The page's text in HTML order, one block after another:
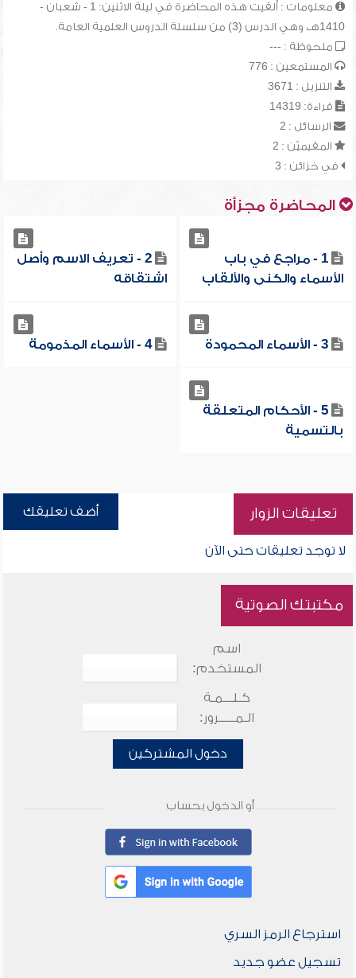
معلومات : ألقيت هذه المحاضرة في ليلة الاثنين: 1 - شعبان -
1410هـ، وهي الدرس (3) من سلسلة الدروس العلمية العامة.
ملحوظة : ---
المستمعين : 776
التنزيل : 3671
قراءة: 14319
الرسائل : 2
المقيميّن : 2
في خزائن : 3
المحاضرة مجزأة
1 - مراجع في باب
الأسماء والكنى والألقاب
2 - تعريف الاسم وأصل
اشتقاقه
3 - الأسماء المحمودة 4 - الأسماء المذمومة
5 - الأحكام المتعلقة
بالتسمية
تعليقات الزوار أضف تعليقك
لا توجد تعليقات حتى الآن
مكتبتك الصوتية
اسم
المستخدم:
كـلـــمـة
الـمـــــرور:
دخول المشتركين
أو الدخول بحساب
استرجاع الرمز السري
تسجيل عضو جديد